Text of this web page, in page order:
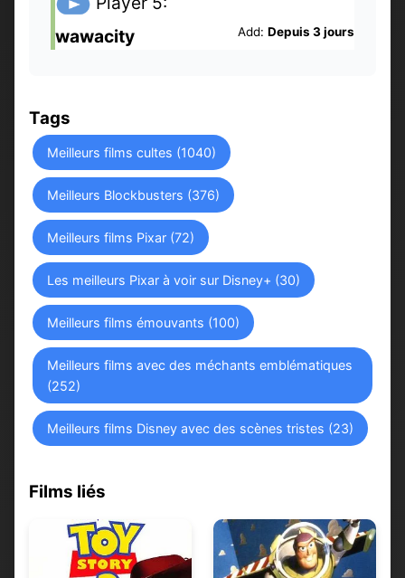
wawacity
Add: Depuis 3 jours
Tags
Meilleurs films cultes (1040)
Meilleurs Blockbusters (376)
Meilleurs films Pixar (72)
Les meilleurs Pixar à voir sur Disney+ (30)
Meilleurs films émouvants (100)
Meilleurs films avec des méchants emblématiques
(252)
Meilleurs films Disney avec des scènes tristes (23)
Films liés